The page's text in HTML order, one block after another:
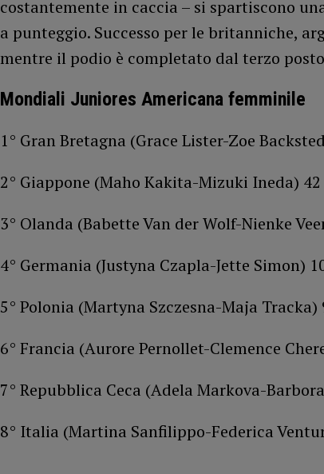
costantemente in caccia – si spartiscono
a punteggio. Successo per le britanniche,
mentre il podio è completato dal terzo
Mondiali Juniores Americana femminile
1° Gran Bretagna (Grace Lister-Zoe
2° Giappone (Maho Kakita-Mizuki Ineda)
3° Olanda (Babette Van der Wolf-Nienke
4° Germania (Justyna Czapla-Jette Simon)
5° Polonia (Martyna Szczesna-Maja
6° Francia (Aurore Pernollet-Clemence
7° Repubblica Ceca (Adela Markova-
8° Italia (Martina Sanfilippo-Federica